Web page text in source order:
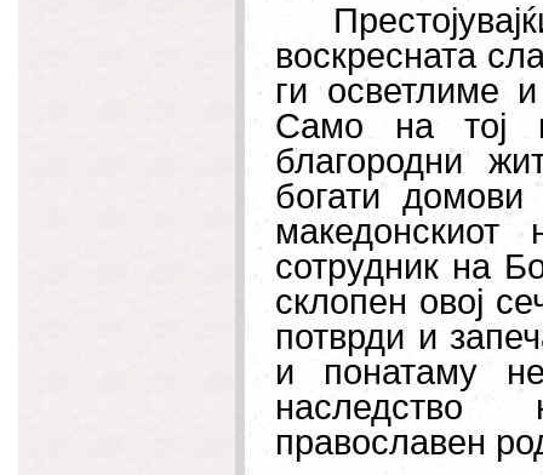
воскресната
ги осветлиме
Само на тој
благородни
богати
сотрудник на
склопен овој
потврди и
и понатаму
наследство
православен